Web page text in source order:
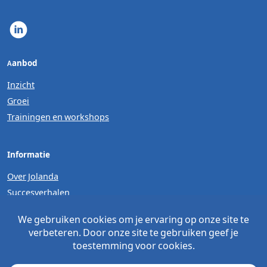
Aanbod
Inzicht
Groei
Trainingen en workshops
Informatie
Over Jolanda
Succesverhalen